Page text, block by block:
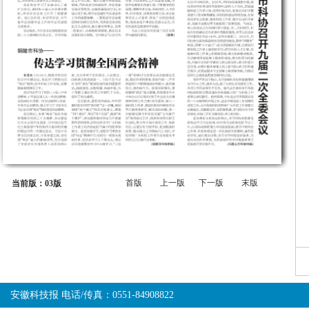
当前版：03版 首版 上一版 下一版 末版
安徽科技报 电话/传真：0551-84908822